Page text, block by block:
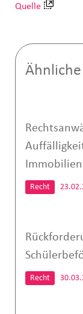
Quelle
Recht
Recht